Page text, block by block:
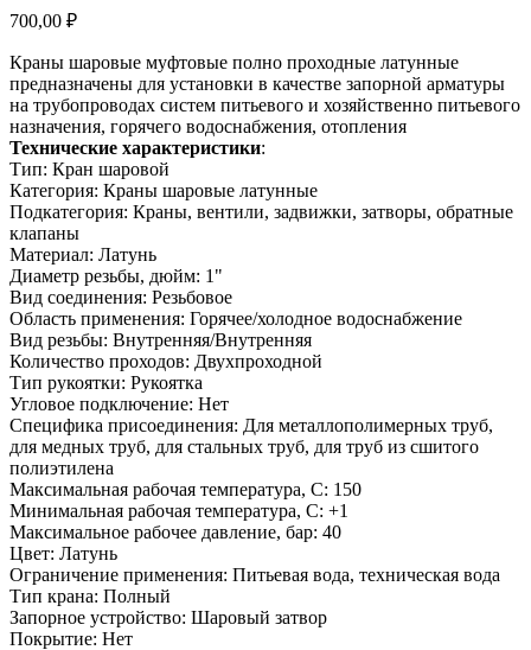
700,00 ₽
Краны шаровые муфтовые полно проходные латунные
предназначены для установки в качестве запорной арматуры
на трубопроводах систем питьевого и хозяйственно питьевого
назначения, горячего водоснабжения, отопления
Технические характеристики:
Тип: Кран шаровой
Категория: Краны шаровые латунные
Подкатегория: Краны, вентили, задвижки, затворы, обратные
клапаны
Материал: Латунь
Диаметр резьбы, дюйм: 1"
Вид соединения: Резьбовое
Область применения: Горячее/холодное водоснабжение
Вид резьбы: Внутренняя/Внутренняя
Количество проходов: Двухпроходной
Тип рукоятки: Рукоятка
Угловое подключение: Нет
Специфика присоединения: Для металлополимерных труб,
для медных труб, для стальных труб, для труб из сшитого
полиэтилена
Максимальная рабочая температура, С: 150
Минимальная рабочая температура, С: +1
Максимальное рабочее давление, бар: 40
Цвет: Латунь
Ограничение применения: Питьевая вода, техническая вода
Тип крана: Полный
Запорное устройство: Шаровый затвор
Покрытие: Нет